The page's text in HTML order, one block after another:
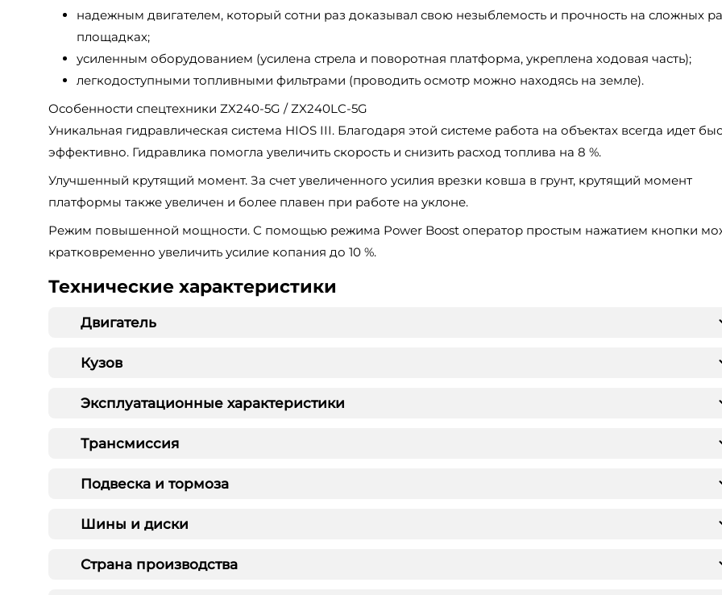
надежным двигателем, который сотни раз доказывал свою незыблемость и прочность на сложных
площадках;
усиленным оборудованием (усилена стрела и поворотная платформа, укреплена ходовая часть);
легкодоступными топливными фильтрами (проводить осмотр можно находясь на земле).
Особенности спецтехники ZX240-5G / ZX240LC-5G
Уникальная гидравлическая система HIOS III. Благодаря этой системе работа на объектах всегда идет
эффективно. Гидравлика помогла увеличить скорость и снизить расход топлива на 8 %.
Улучшенный крутящий момент. За счет увеличенного усилия врезки ковша в грунт, крутящий момент
платформы также увеличен и более плавен при работе на уклоне.
Режим повышенной мощности. С помощью режима Power Boost оператор простым нажатием кнопки
кратковременно увеличить усилие копания до 10 %.
Технические характеристики
Двигатель
Кузов
Эксплуатационные характеристики
Трансмиссия
Подвеска и тормоза
Шины и диски
Страна производства